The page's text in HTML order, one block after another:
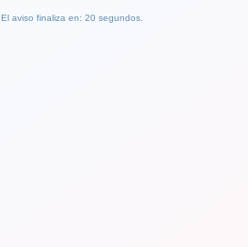
El aviso finaliza en: 19 segundos.